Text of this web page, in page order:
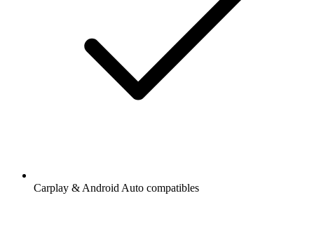
Carplay & Android Auto compatibles